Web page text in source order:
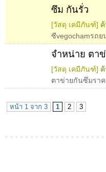
ซึม กันรั่ว
[วัสดุ เคมีภันฑ์]
ซีvegochamรถย
จำหน่าย ตา
[วัสดุ เคมีภันฑ์]
ตาข่ายกันซึมรา
หน้า 1 จาก 3 1 2 3